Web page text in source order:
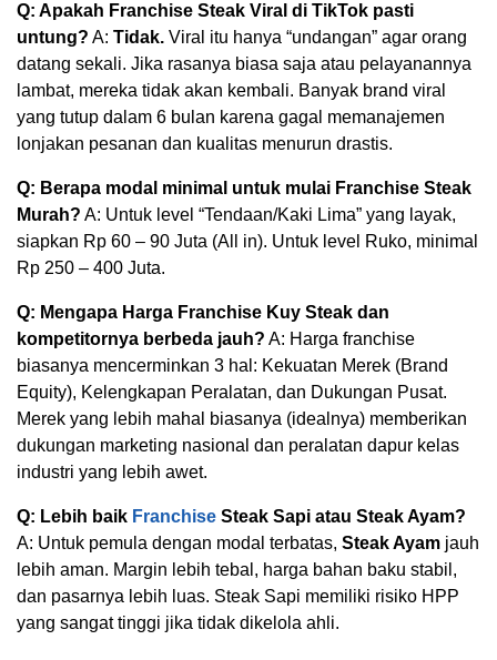
Q: Apakah Franchise Steak Viral di TikTok pasti
untung? A: Tidak. Viral itu hanya “undangan” agar orang
datang sekali. Jika rasanya biasa saja atau pelayanannya
lambat, mereka tidak akan kembali. Banyak brand viral
yang tutup dalam 6 bulan karena gagal memanajemen
lonjakan pesanan dan kualitas menurun drastis.
Q: Berapa modal minimal untuk mulai Franchise Steak
Murah? A: Untuk level “Tendaan/Kaki Lima” yang layak,
siapkan Rp 60 – 90 Juta (All in). Untuk level Ruko, minimal
Rp 250 – 400 Juta.
Q: Mengapa Harga Franchise Kuy Steak dan
kompetitornya berbeda jauh? A: Harga franchise
biasanya mencerminkan 3 hal: Kekuatan Merek (Brand
Equity), Kelengkapan Peralatan, dan Dukungan Pusat.
Merek yang lebih mahal biasanya (idealnya) memberikan
dukungan marketing nasional dan peralatan dapur kelas
industri yang lebih awet.
Q: Lebih baik Franchise Steak Sapi atau Steak Ayam?
A: Untuk pemula dengan modal terbatas, Steak Ayam jauh
lebih aman. Margin lebih tebal, harga bahan baku stabil,
dan pasarnya lebih luas. Steak Sapi memiliki risiko HPP
yang sangat tinggi jika tidak dikelola ahli.